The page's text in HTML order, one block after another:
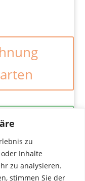
zu
Inhalte
zu analysieren.
stimmen Sie der